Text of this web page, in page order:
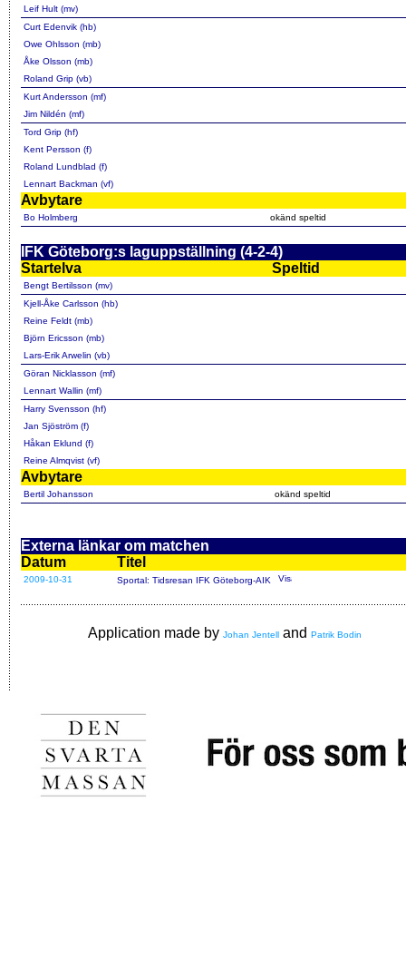
Leif Hult (mv)
Curt Edenvik (hb)
Owe Ohlsson (mb)
Åke Olsson (mb)
Roland Grip (vb)
Kurt Andersson (mf)
Jim Nildén (mf)
Tord Grip (hf)
Kent Persson (f)
Roland Lundblad (f)
Lennart Backman (vf)
Avbytare
Bo Holmberg okänd speltid
IFK Göteborg:s laguppställning (4-2-4)
Startelva
Speltid
Bengt Bertilsson (mv)
Kjell-Åke Carlsson (hb)
Reine Feldt (mb)
Björn Ericsson (mb)
Lars-Erik Arwelin (vb)
Göran Nicklasson (mf)
Lennart Wallin (mf)
Harry Svensson (hf)
Jan Sjöström (f)
Håkan Eklund (f)
Reine Almqvist (vf)
Avbytare
Bertil Johansson okänd speltid
Externa länkar om matchen
Datum
Titel
2009-10-31 Sportal: Tidsresan IFK Göteborg-AIK
Application made by Johan Jentell and Patrik Bodin